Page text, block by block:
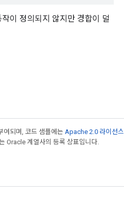
이 정의되지 않지만 경합이 덜
여되며, 코드 샘플에는 Apache 2.0 라이선스
Oracle 계열사의 등록 상표입니다.